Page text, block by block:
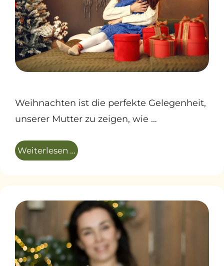
Weihnachten ist die perfekte Gelegenheit,
unserer Mutter zu zeigen, wie …
Weiterlesen …